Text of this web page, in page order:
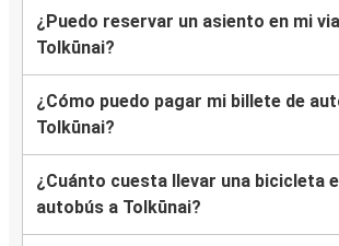
¿Puedo reservar un asiento en mi
Tolkūnai?
¿Cómo puedo pagar mi billete de
Tolkūnai?
¿Cuánto cuesta llevar una bicicleta
autobús a Tolkūnai?